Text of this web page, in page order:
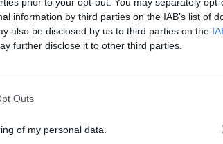
information by third parties on the IAB’s list of
also be disclosed by us to third parties on the
further disclose it to other third parties.
Outs
of my personal data.